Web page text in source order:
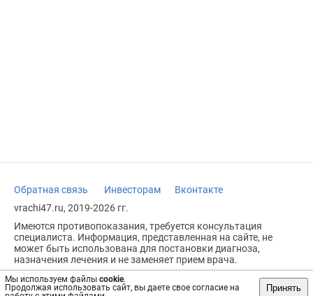
Мы используем файлы cookie.
Продолжая использовать сайт, вы даете свое согласие на
Принять
Обратная связь Инвесторам
Вконтакте
vrachi47.ru, 2019-2026 гг.
Имеются противопоказания, требуется консультация
специалиста. Информация, представленная на сайте, не
может быть использована для постановки диагноза,
назначения лечения и не заменяет прием врача.
Возрастное ограничение: 18+